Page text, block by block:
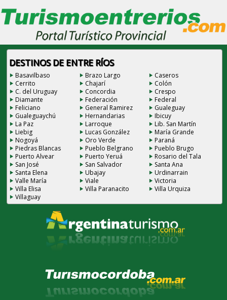
DESTINOS DE ENTRE RÍOS
Basavilbaso Brazo Largo
Caseros
Cerrito
Chajarí
Colón
C. del Uruguay
Concordia
Crespo
Diamante
Federación
Federal
Feliciano
General Ramirez
Gualeguay
Gualeguaychú
Hernandarias
Ibicuy
La Paz
Larroque
Lib. San Martín
Liebig
Lucas González
María Grande
Nogoyá
Oro Verde
Paraná
Piedras Blancas
Pueblo Belgrano
Pueblo Brugo
Puerto Alvear
Puerto Yeruá
Rosario del Tala
San José
San Salvador
Santa Ana
Santa Elena
Ubajay
Urdinarrain
Valle María
Viale
Victoria
Villa Elisa
Villa Paranacito
Villa Urquiza
Villaguay